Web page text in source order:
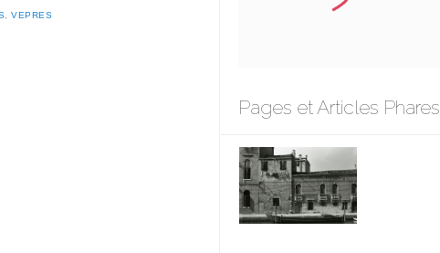
, VEPRES
Pages et Articles Phares